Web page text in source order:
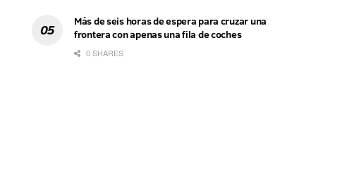
Más de seis horas de espera para cruzar una
frontera con apenas una fila de coches
0 SHARES